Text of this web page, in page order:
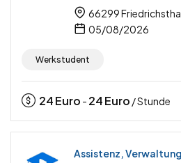
66299
05/08/2026
Werkstudent
24Euro - 24Euro / Stunde
Assistenz, Verwaltung